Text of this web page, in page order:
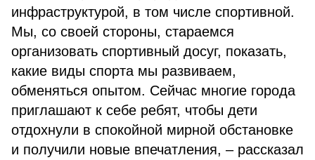
инфраструктурой, в том числе спортивной.
Мы, со своей стороны, стараемся
организовать спортивный досуг, показать,
какие виды спорта мы развиваем,
обменяться опытом. Сейчас многие города
приглашают к себе ребят, чтобы дети
отдохнули в спокойной мирной обстановке
и получили новые впечатления, – рассказал